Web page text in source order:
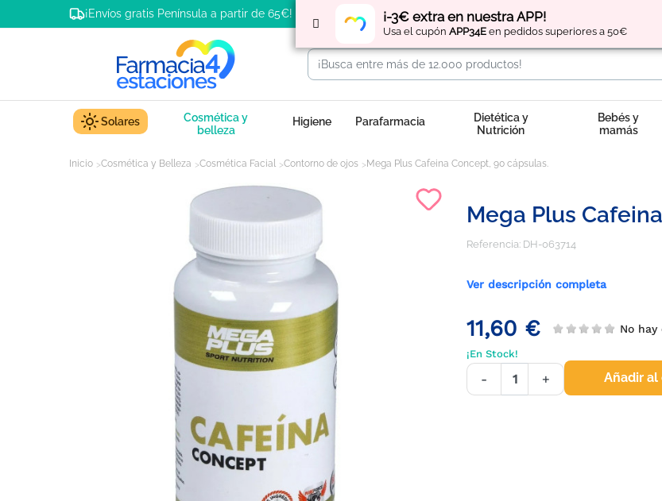
¡-3€ extra en nuestra APP!
Usa el cupón APP34E en pedidos superiores a 50€
¡Envíos gratis Península a partir de 65€! Regístratey obtén
Solares
Cosmética y
belleza
Higiene Parafarmacia
Dietética y
Nutrición
Bebés y
mamás
Inicio Cosmética y Belleza Cosmética Facial Contorno de ojos Mega Plus Cafeina Concept, 90 cápsulas.
Mega Plus
Referencia: DH-063714
Ver descripción completa
11,60 € No
¡En Stock!
- + Añadir al